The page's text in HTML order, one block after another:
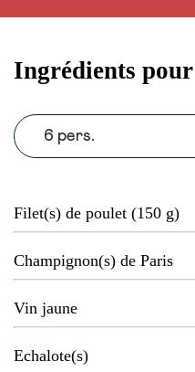
Ingrédients pour
6 pers.
Filet(s) de poulet (150 g)
Champignon(s) de Paris
Vin jaune
Echalote(s)